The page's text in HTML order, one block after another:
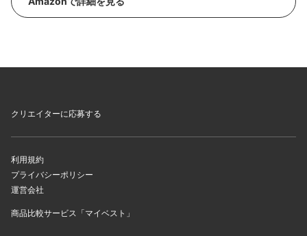
クリエイターに応募する
利用規約
プライバシーポリシー
運営会社
商品比較サービス「マイベスト」